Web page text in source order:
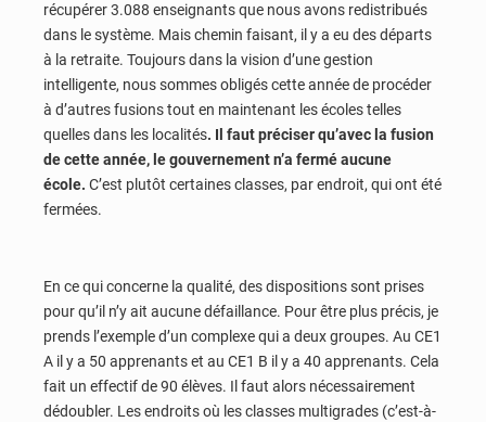
récupérer 3.088 enseignants que nous avons redistribués
dans le système. Mais chemin faisant, il y a eu des départs
à la retraite. Toujours dans la vision d’une gestion
intelligente, nous sommes obligés cette année de procéder
à d’autres fusions tout en maintenant les écoles telles
quelles dans les localités. Il faut préciser qu’avec la fusion
de cette année, le gouvernement n’a fermé aucune
école. C’est plutôt certaines classes, par endroit, qui ont été
fermées.
En ce qui concerne la qualité, des dispositions sont prises
pour qu’il n’y ait aucune défaillance. Pour être plus précis, je
prends l’exemple d’un complexe qui a deux groupes. Au CE1
A il y a 50 apprenants et au CE1 B il y a 40 apprenants. Cela
fait un effectif de 90 élèves. Il faut alors nécessairement
dédoubler. Les endroits où les classes multigrades (c’est-à-